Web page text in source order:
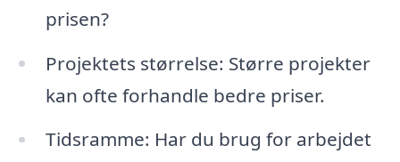
prisen?
Projektets størrelse: Større projekter
kan ofte forhandle bedre priser.
Tidsramme: Har du brug for arbejdet